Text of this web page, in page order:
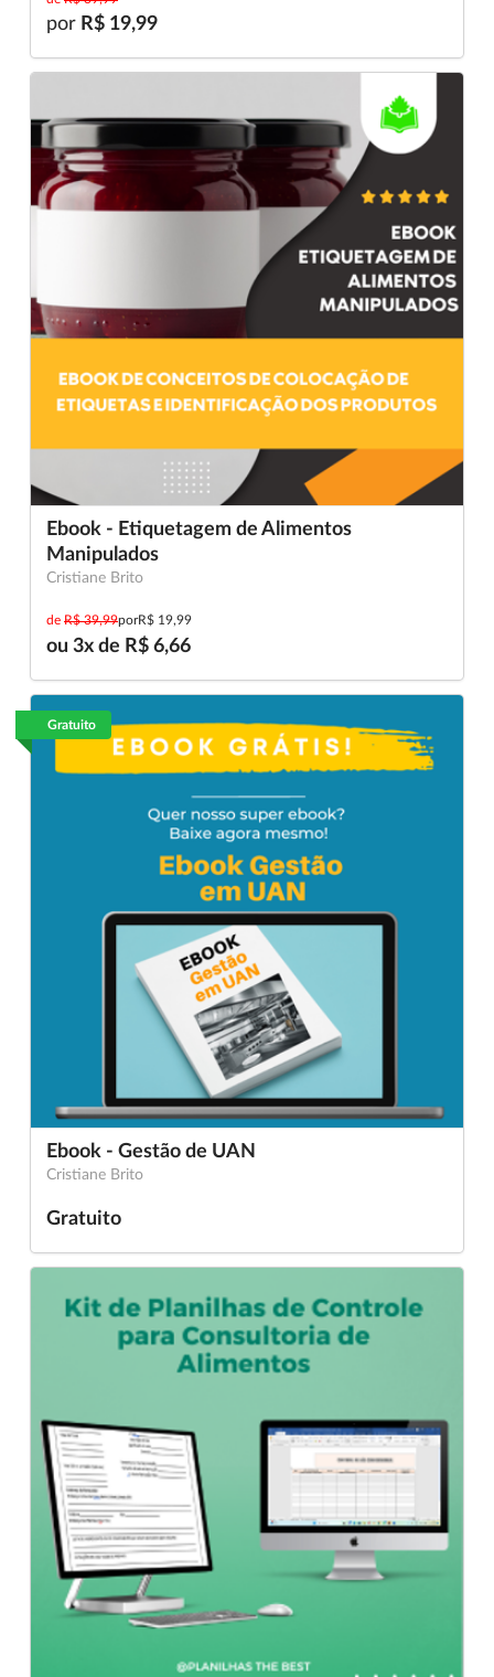
por R$ 19,99
Ebook - Etiquetagem de Alimentos
Manipulados
Cristiane Brito
de R$ 39,99porR$ 19,99
ou 3x de R$ 6,66
Gratuito
Ebook - Gestão de UAN
Cristiane Brito
Gratuito